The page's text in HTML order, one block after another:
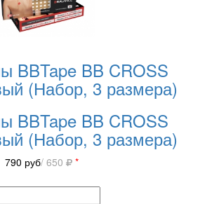
BBTape BB CROSS
(Набор, 3 размера)
BBTape BB CROSS
(Набор, 3 размера)
790 руб/ 650 *